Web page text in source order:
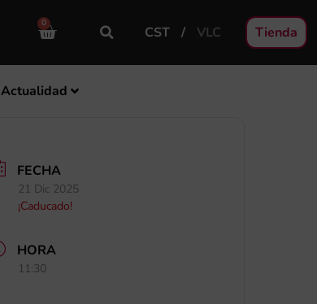
0
CST VLC Tienda
Actualidad
FECHA
21 Dic 2025
¡Caducado!
HORA
11:30